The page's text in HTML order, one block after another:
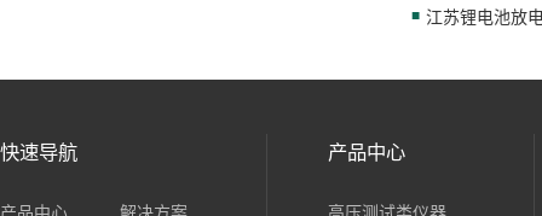
快速导航 产品中心